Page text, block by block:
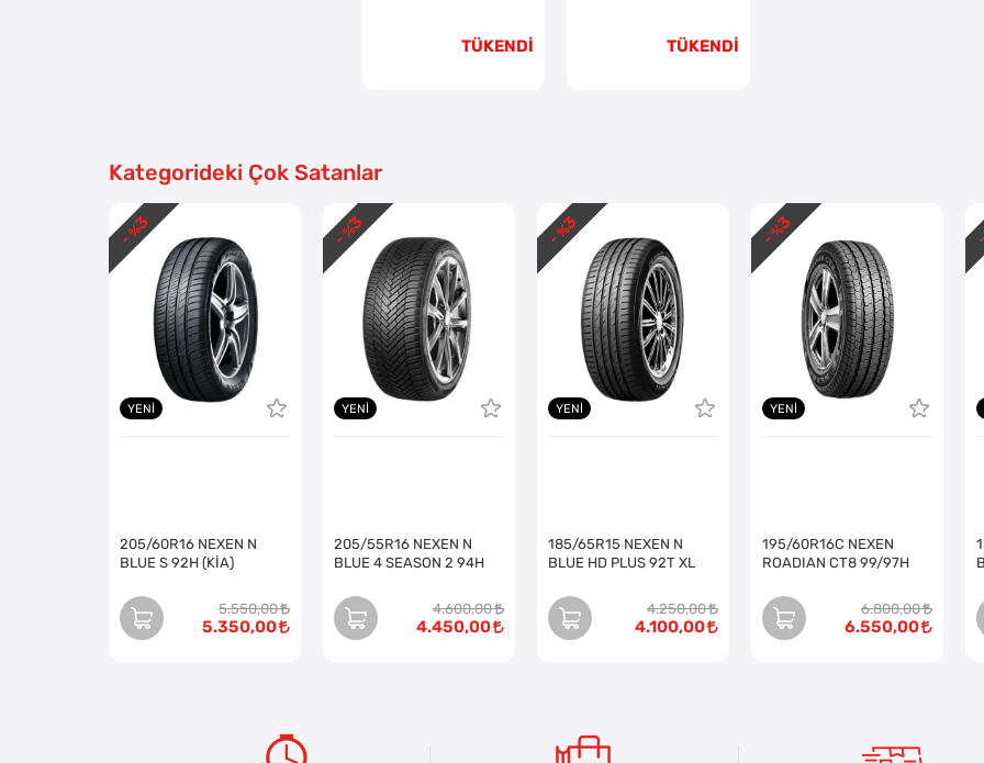
TÜKENDİ TÜKENDİ
Kategorideki Çok Satanlar
YENI
205/60R16 NEXEN N
BLUE S 92H (KİA)
5.550,00
5.350,00
- %
3
YENI
205/55R16 NEXEN N
BLUE 4 SEASON 2 94H
4.600,00
4.450,00
- %
3
YENI
185/65R15 NEXEN N
BLUE HD PLUS 92T XL
4.250,00
4.100,00
- %
3
YENI
195/60R16C NEXEN
ROADIAN CT8 99/97H
6.800,00
6.550,00
- %
3